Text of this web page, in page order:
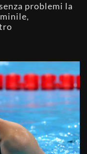
problemi la